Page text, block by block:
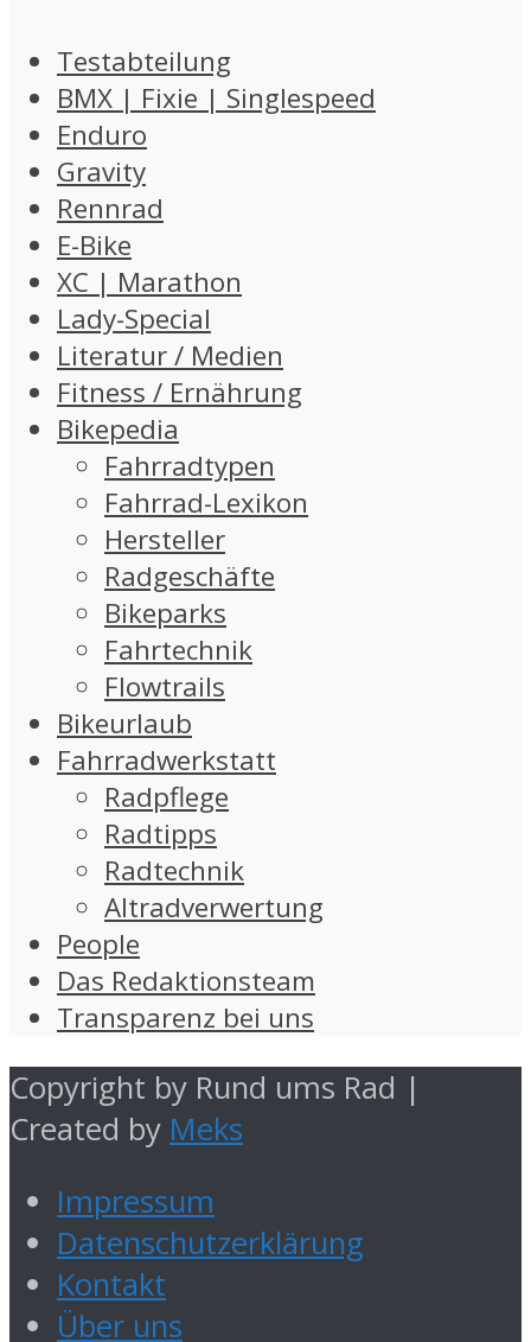
Testabteilung
BMX | Fixie | Singlespeed
Enduro
Gravity
Rennrad
E-Bike
XC | Marathon
Lady-Special
Literatur / Medien
Fitness / Ernährung
Bikepedia
Fahrradtypen
Fahrrad-Lexikon
Hersteller
Radgeschäfte
Bikeparks
Fahrtechnik
Flowtrails
Bikeurlaub
Fahrradwerkstatt
Radpflege
Radtipps
Radtechnik
Altradverwertung
People
Das Redaktionsteam
Transparenz bei uns
Copyright by Rund ums Rad |
Created by Meks
Impressum
Datenschutzerklärung
Kontakt
Über uns